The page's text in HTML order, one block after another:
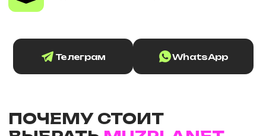
Телеграм WhatsApp
ПОЧЕМУ СТОИТ